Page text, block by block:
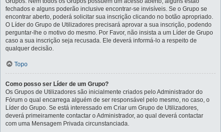
fechados e alguns poderão inclusive encontrar-se invisíveis. Se o Grupo se
encontrar aberto, poderá solicitar sua inscrição clicando no botão apropriado.
O Líder do Grupo de Utilizadores precisará aprovar a sua inscrição, podendo
perguntar-lhe o motivo do mesmo. Por Favor, não insista a um Líder de Grupo
caso a sua inscrição seja recusada. Ele deverá informá-lo a respeito de
qualquer decisão.
Topo
Como posso ser Líder de um Grupo?
Os Grupos de Utilizadores são inicialmente criados pelo Administrador do
Fórum o qual encarrega alguém de ser responsável pelo mesmo, no caso, o
Líder do Grupo. Se está interessado em Criar um Grupo de Utilizadores,
deverá primeiramente contactar o Administrador, ao qual deverá contactar
com uma Mensagem Privada circunstanciada.